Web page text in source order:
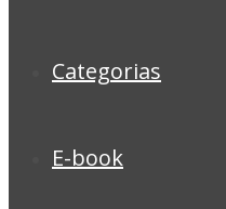
Categorias
E-book